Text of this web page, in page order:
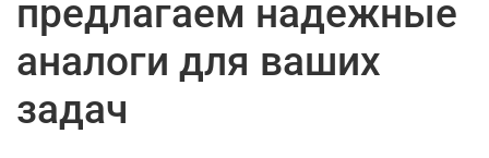
предлагаем надежные
аналоги для ваших
задач